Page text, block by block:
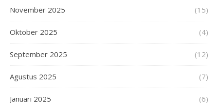
November 2025 (15)
Oktober 2025 (4)
September 2025 (12)
Agustus 2025 (7)
Januari 2025 (6)